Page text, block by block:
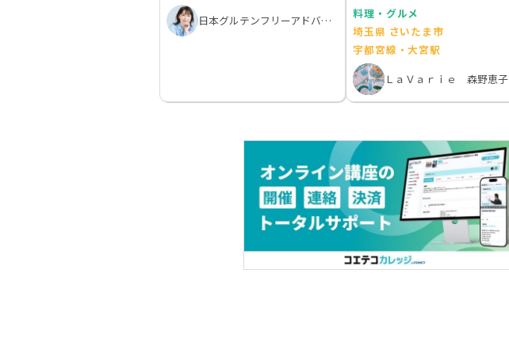
日本グルテンフリーアドバイザー協会・中村由美子
料理・グルメ
埼玉県 さいたま市
宇都宮線・大宮駅
ＬａＶａｒｉｅ 森野恵子